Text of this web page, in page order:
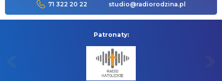
71 322 20 22 studio@radiorodzina.pl
Patronaty: